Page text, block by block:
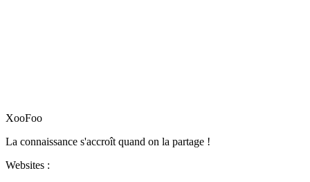
XooFoo
La connaissance s'accroît quand on la partage !
Websites :